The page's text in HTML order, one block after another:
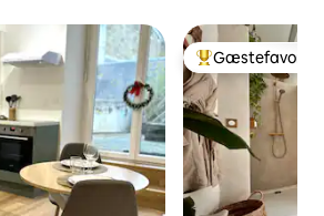
Bedste
Gæstefavorit